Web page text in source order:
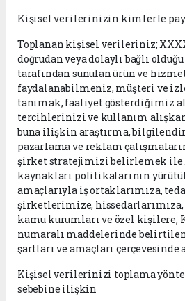
Kişisel verilerinizin kimlerle
Toplanan kişisel verileriniz;
doğrudan veya dolaylı bağlı
tarafından sunulan ürün ve
faydalanabilmeniz, müşteri ve
tanımak, faaliyet gösterdiğimiz
tercihlerinizi ve kullanım
buna ilişkin araştırma,
pazarlama ve reklam
şirket stratejimizi belirlemek ile
kaynakları politikalarının
amaçlarıyla iş ortaklarımıza,
şirketlerimize,
kamu kurumları ve özel kişilere,
numaralı maddelerinde
şartları ve amaçları
Kişisel verilerinizi toplama
sebebine ilişkin